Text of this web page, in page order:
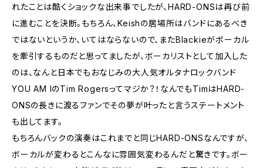
れたことは酷くショックな出来事でしたが、HARD-ONSは再び前
に進むことを決断。もちろん、Keishの居場所はバンドにあるべき
ではないというか、いてはならないので、またBlackieがボーカル
を牽引するものだと思ってましたが、ボーカリストとして加入した
のは、なんと日本でもおなじみの大人気オルタナロックバンド
YOU AM IのTim Rogersってマジか？！なんでもTimはHARD-
ONSの長きに渡るファンでその夢が叶ったと言うステートメント
も出してます。
もちろんバックの演奏はこれまでと同じHARD-ONSなんですが、
ボーカルが変わるとこんなに雰囲気変わるんだと驚きです。ボー